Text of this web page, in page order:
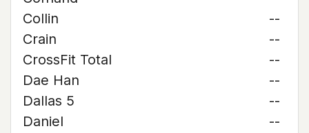
Collin
--
Crain
--
CrossFit Total
--
Dae Han
--
Dallas 5
--
Daniel
--